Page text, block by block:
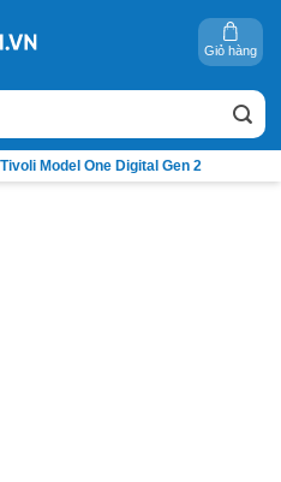
Giỏ hàng
Model One Digital Gen 2